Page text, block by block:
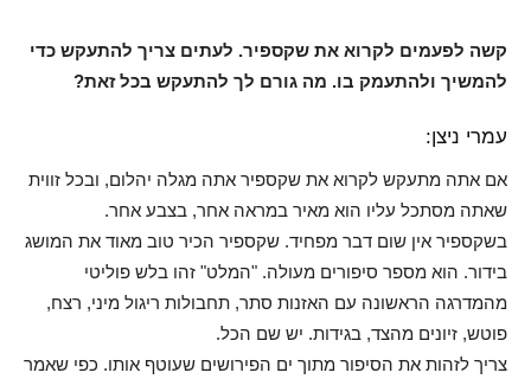
קשה לפעמים לקרוא את שקספיר. לעתים צריך להתעקש כדי
להמשיך ולהתעמק בו. מה גורם לך להתעקש בכל זאת?
עמרי ניצן:
אם אתה מתעקש לקרוא את שקספיר אתה מגלה יהלום, ובכל זווית
שאתה מסתכל עליו הוא מאיר במראה אחר, בצבע אחר.
בשקספיר אין שום דבר מפחיד. שקספיר הכיר טוב מאוד את המושג
בידור. הוא מספר סיפורים מעולה. "המלט" זהו בלש פוליטי
מהמדרגה הראשונה עם האזנות סתר, תחבולות ריגול מיני, רצח,
פוטש, זיונים מהצד, בגידות. יש שם הכל.
צריך לזהות את הסיפור מתוך ים הפירושים שעוטף אותו. כפי שאמר